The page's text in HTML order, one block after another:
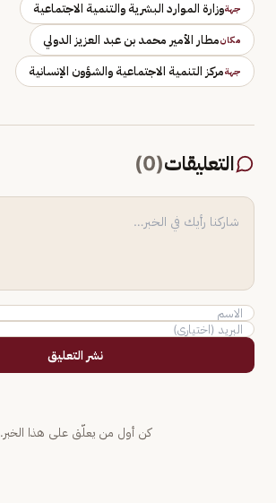
جهةوزارة الموارد البشرية والتنمية الاجتماعية
مكانمطار الأمير محمد بن عبد العزيز الدولي
جهةمركز التنمية الاجتماعية والشؤون الإنسانية
التعليقات(
0
)
نشر التعليق
كن أول من يعلّق على هذا الخبر.